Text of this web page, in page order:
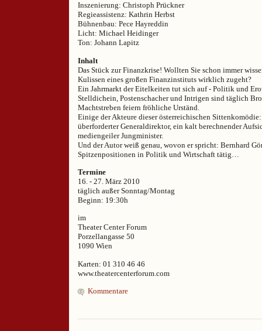
Inszenierung: Christoph Prückner
Regieassistenz: Kathrin Herbst
Bühnenbau: Pece Hayreddin
Licht: Michael Heidinger
Ton: Johann Lapitz
Inhalt
Das Stück zur Finanzkrise! Wollten Sie schon immer
Kulissen eines großen Finanzinstituts wirklich zugeht?
Ein Jahrmarkt der Eitelkeiten tut sich auf - Politik und
Stelldichein, Postenschacher und Intrigen sind täglich
Machtstreben feiern fröhliche Urständ.
Einige der Akteure dieser österreichischen
überforderter Generaldirektor, ein kalt berechnender
mediengeiler Jungminister.
Und der Autor weiß genau, wovon er spricht: Bernhard
Spitzenpositionen in Politik und Wirtschaft tätig…
Termine
16. - 27. März 2010
täglich außer Sonntag/Montag
Beginn: 19:30h
im
Theater Center Forum
Porzellangasse 50
1090 Wien
Karten: 01 310 46 46
www.theatercenterforum.com
Kommentare